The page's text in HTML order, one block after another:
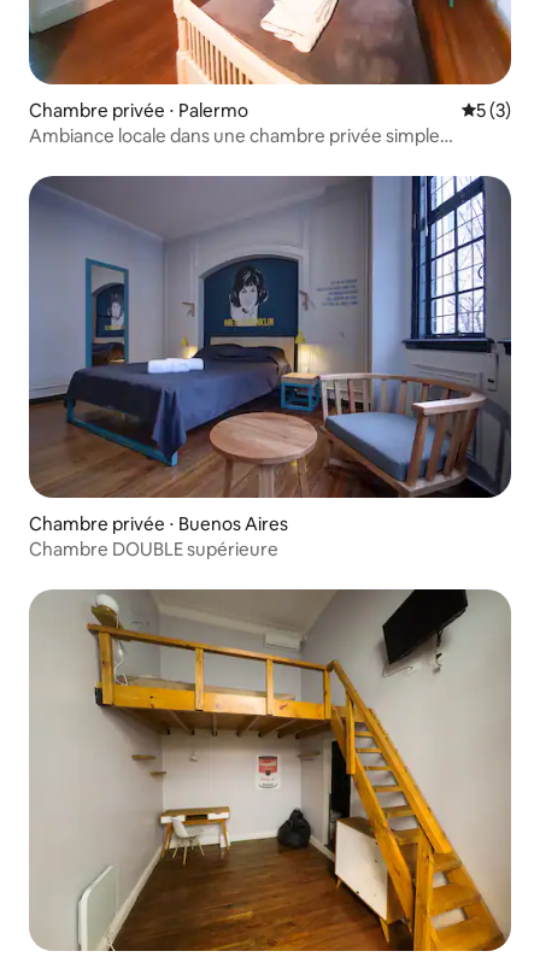
Chambre privée ⋅ Palermo
5 (3)
Ambiance locale dans une chambre privée simple
Chambre privée ⋅ Buenos Aires
Chambre DOUBLE supérieure